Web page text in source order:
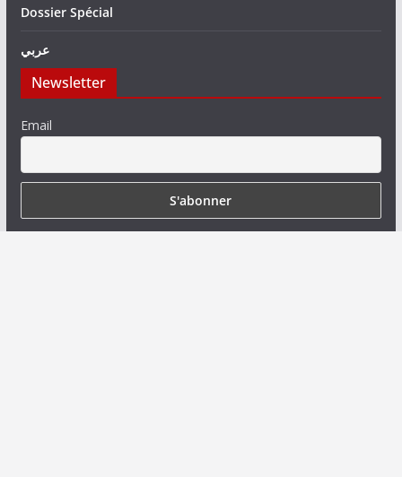
Dossier Spécial
عربي
Newsletter
Email